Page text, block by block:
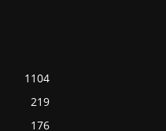
1104
219
176